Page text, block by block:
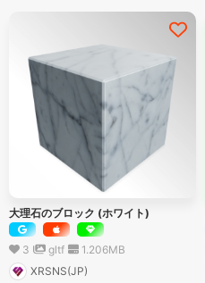
大理石のブロック (ホワイト)
3 gltf 1.206MB
XRSNS(JP)